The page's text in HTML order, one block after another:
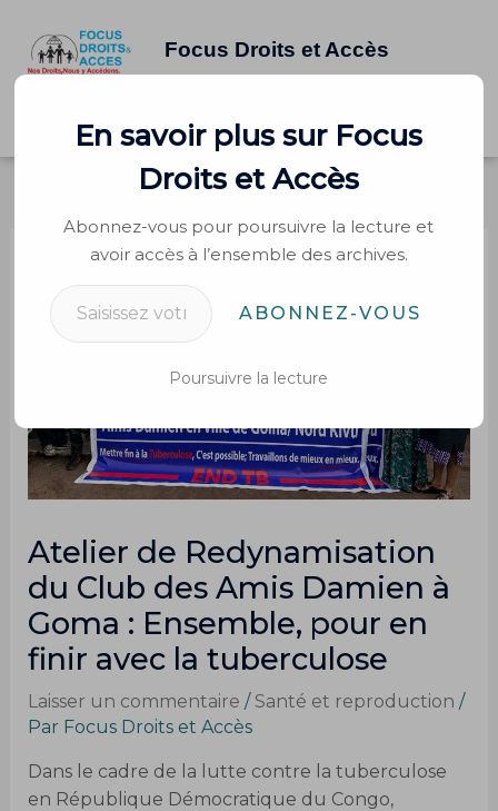
contenu
Focus Droits et Accès
English French Swahili
Atelier de Redynamisation
du Club des Amis Damien à
Goma : Ensemble, pour en
finir avec la tuberculose
Laisser un commentaire / Santé et reproduction /
Par Focus Droits et Accès
Dans le cadre de la lutte contre la tuberculose
en République Démocratique du Congo,
En savoir plus sur Focus
Droits et Accès
Abonnez-vous pour poursuivre la lecture et
avoir accès à l’ensemble des archives.
Saisissez votre adresse e-mail…
ABONNEZ-VOUS
Poursuivre la lecture